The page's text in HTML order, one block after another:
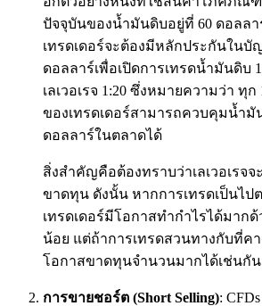
ปัจจุบันของน้ำมันดิบอยู่ที่ 60 ดอลลา
เทรดเดอร์จะต้องมีหลักประกันในบัญ
ดอลลาร์เพื่อเปิดการเทรดน้ำมันดิบ
เลเวอเรจ 1:20 ซึ่งหมายความว่า ทุ
ของเทรดเดอร์สามารถควบคุมน้ำมั
ดอลลาร์ในตลาดได้
สิ่งสำคัญคือต้องทราบว่าเลเวอเรจจ
ขาดทุน ดังนั้น หากการเทรดเป็นไป
เทรดเดอร์มีโอกาสทำกำไรได้มากด้
น้อย แต่ถ้าการเทรดสวนทางกับที่คา
โอกาสขาดทุนจำนวนมากได้เช่นกัน
การขายชอร์ต (Short Selling):